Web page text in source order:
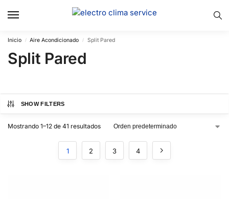
Inicio / Aire Acondicionado / Split Pared
Split Pared
SHOW FILTERS
Mostrando 1–12 de 41 resultados
1 2 3 4